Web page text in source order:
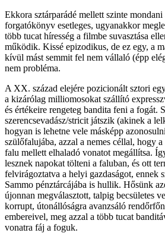
Ekkora sztárparádé mellett szinte
forgatókönyv esetleges, ugyanakkor
több tucat híresség a filmbe suvasztása
működik. Kissé epizodikus, de ez egy, a
kívül mást semmit fel nem vállaló (épp
nem probléma.
A XX. század elejére pozicionált sztori
a kizárólag milliomosokat szállító
és értékeire rengeteg bandita feni a fogát.
szerencsevadász/stricit játszik (akinek a
hogyan is lehetne vele másképp
szülőfalujába, azzal a nemes céllal, hogy
falu mellett elhaladó vonatot megállítsa.
lesznek napokat tölteni a faluban, és ott
felvirágoztatva a helyi gazdaságot, ennek
Sammo pénztárcájába is hullik. Hősünk
újonnan megválasztott, talpig becsületes
korrupt, útonállóságra avanzsáló
embereivel, meg azzal a több tucat
vonatra fáj a foguk.